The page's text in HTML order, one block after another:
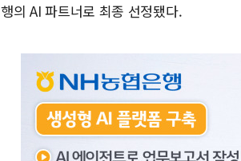
행의 AI 파트너로 최종 선정됐다.